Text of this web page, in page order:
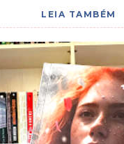
LEIA TAMBÉM